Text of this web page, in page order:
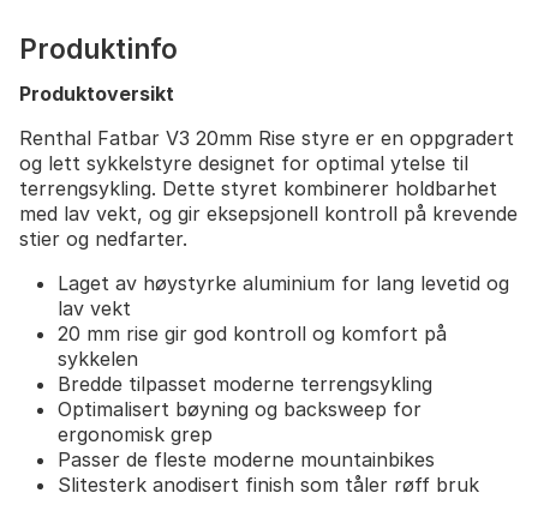
Produktinfo
Produktoversikt
Renthal Fatbar V3 20mm Rise styre er en oppgradert
og lett sykkelstyre designet for optimal ytelse til
terrengsykling. Dette styret kombinerer holdbarhet
med lav vekt, og gir eksepsjonell kontroll på krevende
stier og nedfarter.
Laget av høystyrke aluminium for lang levetid og
lav vekt
20 mm rise gir god kontroll og komfort på
sykkelen
Bredde tilpasset moderne terrengsykling
Optimalisert bøyning og backsweep for
ergonomisk grep
Passer de fleste moderne mountainbikes
Slitesterk anodisert finish som tåler røff bruk